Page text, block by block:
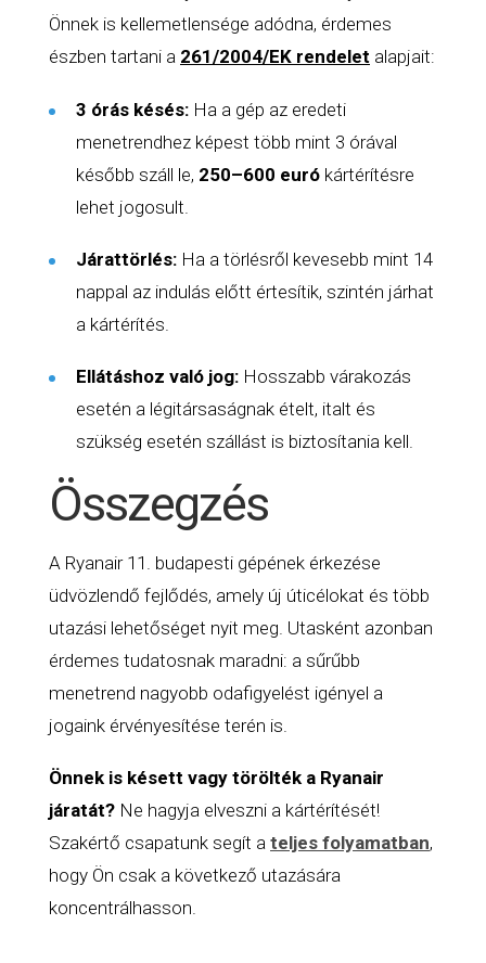
Önnek is kellemetlensége adódna, érdemes
észben tartani a 261/2004/EK rendelet alapjait:
3 órás késés: Ha a gép az eredeti
menetrendhez képest több mint 3 órával
később száll le, 250–600 euró kártérítésre
lehet jogosult.
Járattörlés: Ha a törlésről kevesebb mint 14
nappal az indulás előtt értesítik, szintén járhat
a kártérítés.
Ellátáshoz való jog: Hosszabb várakozás
esetén a légitársaságnak ételt, italt és
szükség esetén szállást is biztosítania kell.
Összegzés
A Ryanair 11. budapesti gépének érkezése
üdvözlendő fejlődés, amely új úticélokat és több
utazási lehetőséget nyit meg. Utasként azonban
érdemes tudatosnak maradni: a sűrűbb
menetrend nagyobb odafigyelést igényel a
jogaink érvényesítése terén is.
Önnek is késett vagy törölték a Ryanair
járatát? Ne hagyja elveszni a kártérítését!
Szakértő csapatunk segít a teljes folyamatban,
hogy Ön csak a következő utazására
koncentrálhasson.